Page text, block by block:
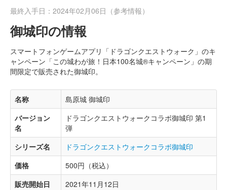
最終入手日：2024年02月06日（参考情報）
御城印の情報
スマートフォンゲームアプリ「ドラゴンクエストウォーク」のキ
ャンペーン「この城わが旅！日本100名城®キャンペーン」の期
間限定で販売された御城印。
名称
島原城 御城印
バージョン
名
ドラゴンクエストウォークコラボ御城印 第1
弾
シリーズ名
ドラゴンクエストウォークコラボ御城印
価格
500円（税込）
販売開始日
2021年11月12日